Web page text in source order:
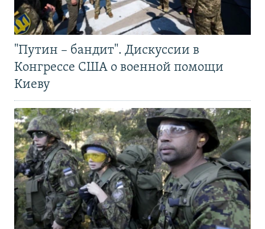
"Путин – бандит". Дискуссии в
Конгрессе США о военной помощи
Киеву